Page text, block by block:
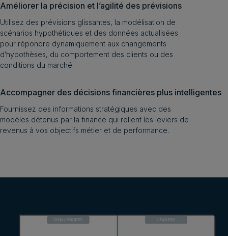
Améliorer la précision et l’agilité des prévisions
Utilisez des prévisions glissantes, la modélisation de
scénarios hypothétiques et des données actualisées
pour répondre dynamiquement aux changements
d’hypothèses, du comportement des clients ou des
conditions du marché.
Accompagner des décisions financières plus intelligentes
Fournissez des informations stratégiques avec des
modèles détenus par la finance qui relient les leviers de
revenus à vos objectifs métier et de performance.